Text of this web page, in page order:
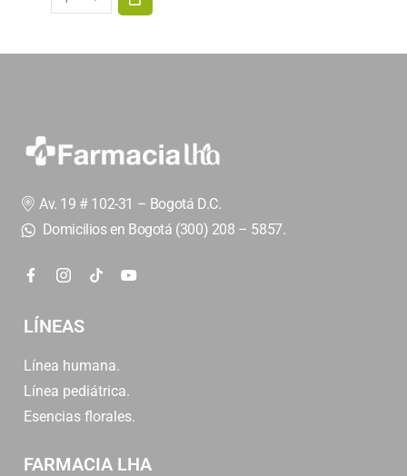
Av. 19 # 102-31 – Bogotá D.C.
Domicilios en Bogotá (300) 208 – 5857.
LÍNEAS
Línea humana.
Línea pediátrica.
Esencias florales.
FARMACIA LHA